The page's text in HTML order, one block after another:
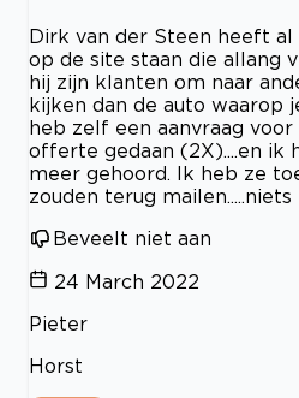
Dirk van der Steen heeft
op de site staan die allang
hij zijn klanten om naar
kijken dan de auto waarop
heb zelf een aanvraag
offerte gedaan (2X)....en ik
meer gehoord. Ik heb ze
zouden terug
Beveelt niet aan
24 March 2022
Pieter
Horst